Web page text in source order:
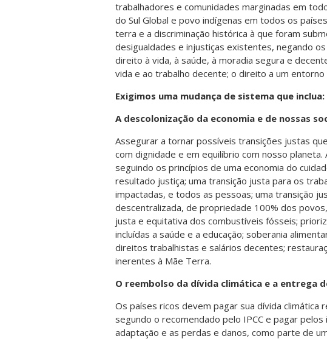
trabalhadores e comunidades marginadas em
do Sul Global e povo indígenas em todos os
terra e a discriminação histórica à que foram
desigualdades e injustiças existentes, negando
direito à vida, à saúde, à moradia segura e
vida e ao trabalho decente; o direito a um entorno
Exigimos uma mudança de sistema que inclua:
A descolonização da economia e de nossas
Assegurar a tornar possíveis transições justas
com dignidade e em equilíbrio com nosso
seguindo os princípios de uma economia do
resultado justiça; uma transição justa para os
impactadas, e todos as pessoas; uma transição
descentralizada, de propriedade 100% dos
justa e equitativa dos combustíveis fósseis;
incluídas a saúde e a educação; soberania
direitos trabalhistas e salários decentes;
inerentes à Mãe Terra.
O reembolso da dívida climática e a entrega
Os países ricos devem pagar sua dívida climática
segundo o recomendado pelo IPCC e pagar pelos
adaptação e as perdas e danos, como parte de